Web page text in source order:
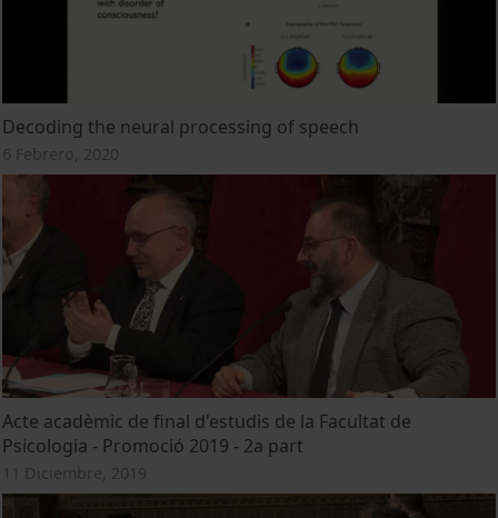
Decoding the neural processing of speech
6 Febrero, 2020
Acte acadèmic de final d'estudis de la Facultat de
Psicologia - Promoció 2019 - 2a part
11 Diciembre, 2019